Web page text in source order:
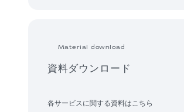
Material download
資料ダウンロード
各サービスに関する資料はこちら